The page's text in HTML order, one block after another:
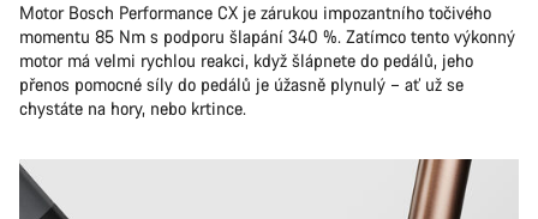
Motor Bosch Performance CX je zárukou impozantního točivého
momentu 85 Nm s podporu šlapání 340 %. Zatímco tento výkonný
motor má velmi rychlou reakci, když šlápnete do pedálů, jeho
přenos pomocné síly do pedálů je úžasně plynulý – ať už se
chystáte na hory, nebo krtince.